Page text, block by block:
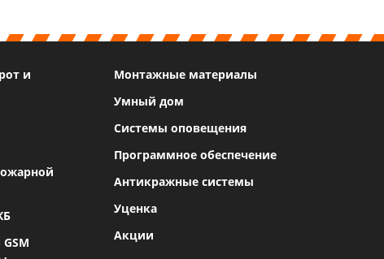
и
Монтажные материалы
Умный дом
Системы оповещения
Программное обеспечение
Антикражные системы
Уценка
Акции